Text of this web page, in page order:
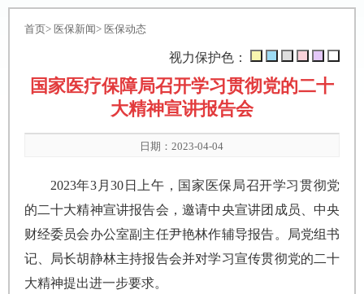
首页> 医保新闻> 医保动态
视力保护色：
国家医疗保障局召开学习贯彻党的二十
大精神宣讲报告会
日期：2023-04-04
2023年3月30日上午，国家医保局召开学习贯彻党
的二十大精神宣讲报告会，邀请中央宣讲团成员、中央
财经委员会办公室副主任尹艳林作辅导报告。局党组书
记、局长胡静林主持报告会并对学习宣传贯彻党的二十
大精神提出进一步要求。